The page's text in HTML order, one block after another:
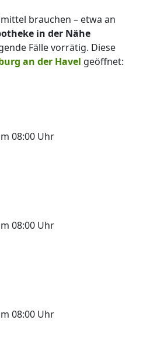
brauchen – etwa an
in der Nähe
Fälle vorrätig. Diese
an der Havel geöffnet:
08:00 Uhr
08:00 Uhr
08:00 Uhr